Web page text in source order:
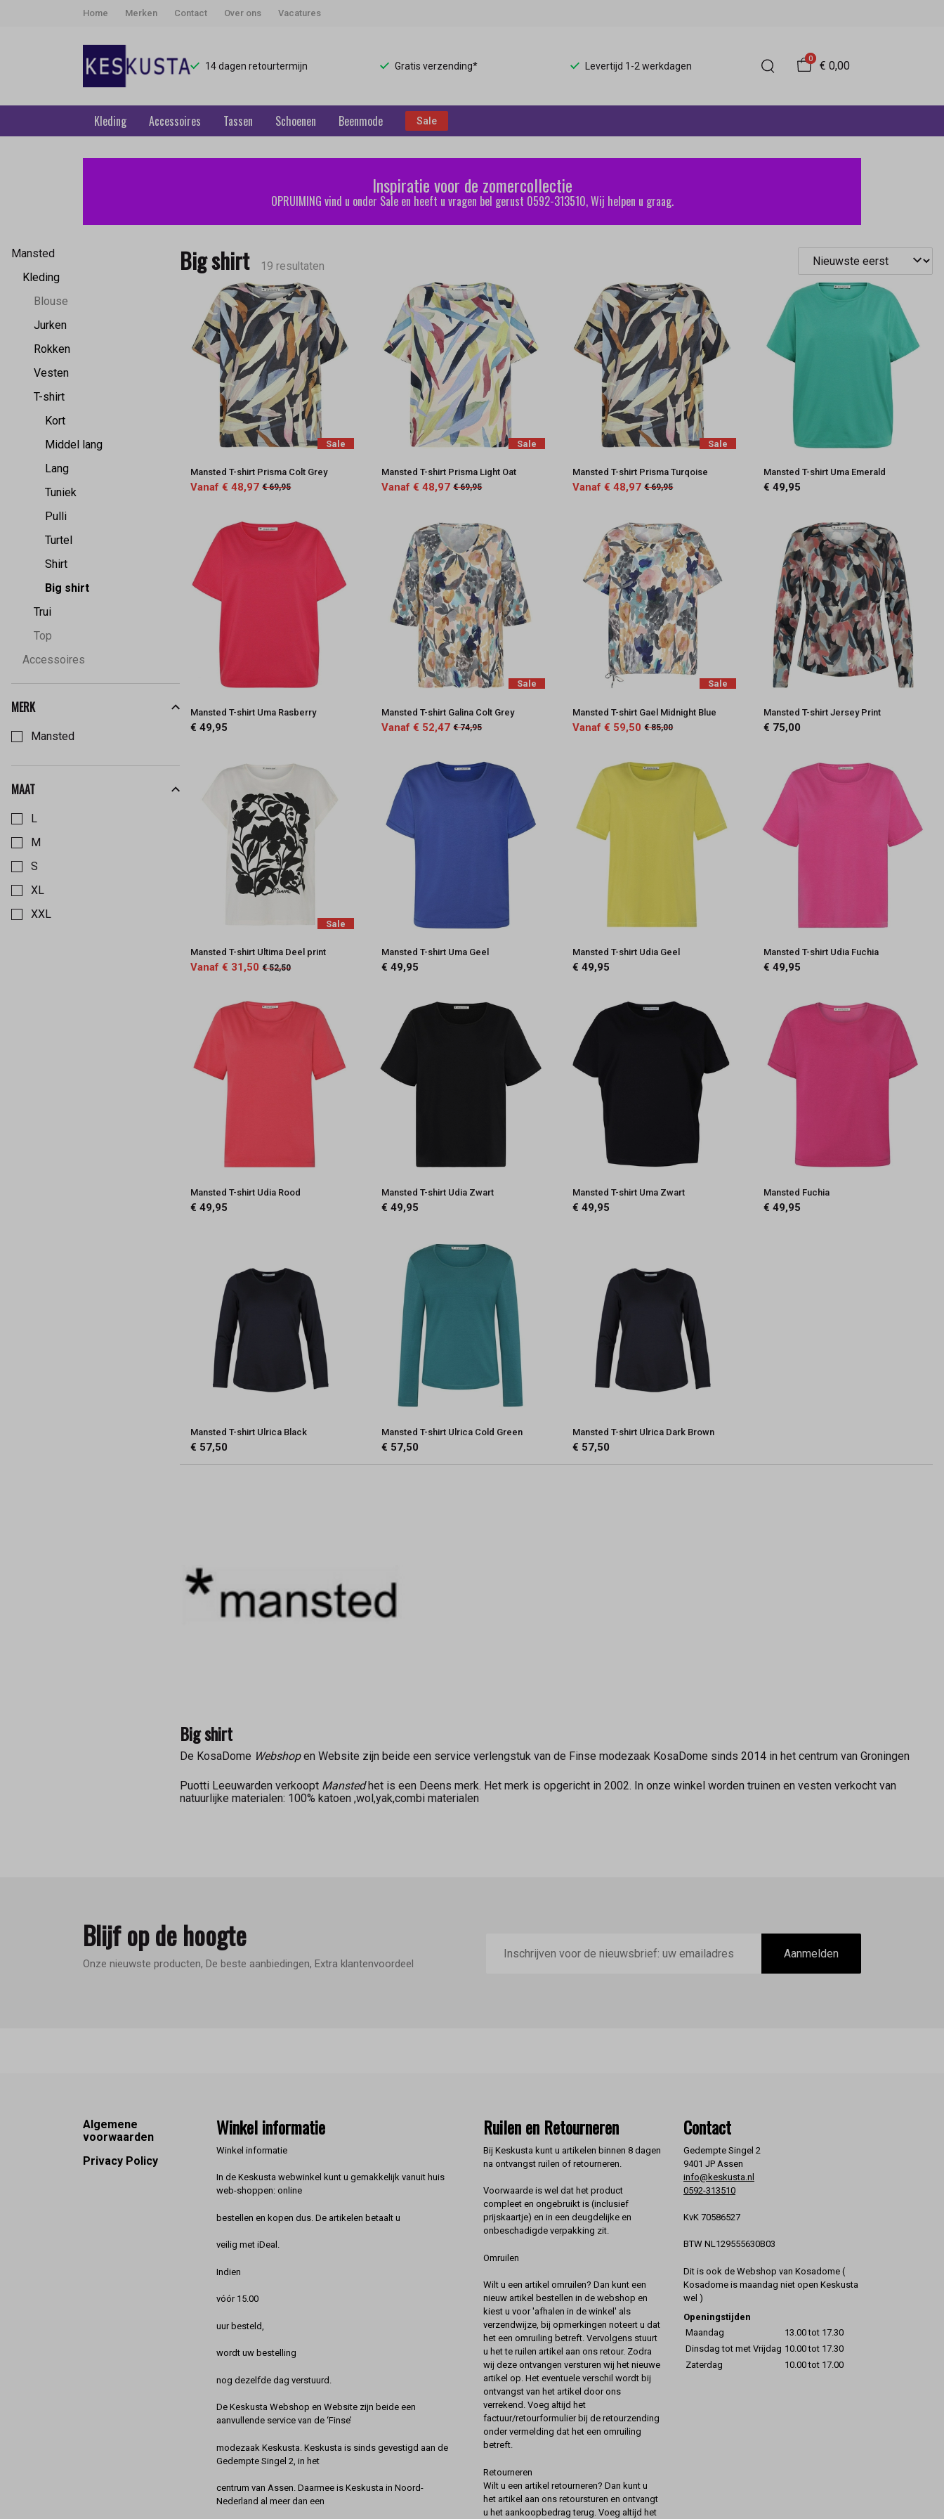
Home Merken Contact Over ons Vacatures
14 dagen retourtermijn Gratis verzending* Levertijd 1-2 werkdagen
0
€ 0,00
Kleding Accessoires Tassen Schoenen Beenmode Sale
Big
Keskusta
Inspiratie voor de zomercollectie
OPRUIMING vind u onder Sale en heeft u vragen bel gerust 0592-313510, Wij helpen u graag.
Mansted
Kleding
Blouse
Jurken
Rokken
Vesten
T-shirt
Kort
Middel lang
Lang
Tuniek
Pulli
Turtel
Shirt
Big shirt
Trui
Top
Accessoires
MERK
Mansted
MAAT
L
M
S
XL
XXL
Big shirt 19 resultaten
Sale
Mansted T-shirt Prisma Colt Grey
Vanaf € 48,97 € 69,95
Sale
Mansted T-shirt Prisma Light Oat
Vanaf € 48,97 € 69,95
Sale
Mansted T-shirt Prisma Turqoise
Vanaf € 48,97 € 69,95
Mansted T-shirt Uma Emerald
€ 49,95
Mansted T-shirt Uma Rasberry
€ 49,95
Sale
Mansted T-shirt Galina Colt Grey
Vanaf € 52,47 € 74,95
Sale
Mansted T-shirt Gael Midnight Blue
Vanaf € 59,50 € 85,00
Mansted T-shirt Jersey Print
€ 75,00
Sale
Mansted T-shirt Ultima Deel print
Vanaf € 31,50 € 52,50
Mansted T-shirt Uma Geel
€ 49,95
Mansted T-shirt Udia Geel
€ 49,95
Mansted T-shirt Udia Fuchia
€ 49,95
Mansted T-shirt Udia Rood
€ 49,95
Mansted T-shirt Udia Zwart
€ 49,95
Mansted T-shirt Uma Zwart
€ 49,95
Mansted Fuchia
€ 49,95
Mansted T-shirt Ulrica Black
€ 57,50
Mansted T-shirt Ulrica Cold Green
€ 57,50
Mansted T-shirt Ulrica Dark Brown
€ 57,50
Big shirt
De KosaDome Webshopen Website zijn beide een service verlengstuk van de Finse modezaak KosaDome sinds 2014 in het centrum van Groningen
Puotti Leeuwarden verkoopt Manstedhet is een Deens merk. Het merk is opgericht in 2002. In onze winkel worden truinen en vesten verkocht van
natuurlijke materialen: 100% katoen ,wol,yak,combi materialen
Blijf op de hoogte
Onze nieuwste producten, De beste aanbiedingen, Extra klantenvoordeel
mailadres
Aanmelden
Footer
Algemene
voorwaarden
Privacy Policy
Winkel informatie
Winkel informatie
In de Keskusta webwinkel kunt u gemakkelijk vanuit huis
web-shoppen: online
bestellen en kopen dus. De artikelen betaalt u
veilig met iDeal.
Indien
vóór 15.00
uur besteld,
wordt uw bestelling
nog dezelfde dag verstuurd.
De Keskusta Webshop en Website zijn beide een
aanvullende service van de ‘Finse’
modezaak Keskusta. Keskusta is sinds gevestigd aan de
Gedempte Singel 2, in het
centrum van Assen. Daarmee is Keskusta in Noord-
Nederland al meer dan een
Ruilen en Retourneren
Bij Keskusta kunt u artikelen binnen 8 dagen
na ontvangst ruilen of retourneren.
Voorwaarde is wel dat het product
compleet en ongebruikt is (inclusief
prijskaartje) en in een deugdelijke en
onbeschadigde verpakking zit.
Omruilen
Wilt u een artikel omruilen? Dan kunt een
nieuw artikel bestellen in de webshop en
kiest u voor 'afhalen in de winkel' als
verzendwijze, bij opmerkingen noteert u dat
het een omruiling betreft. Vervolgens stuurt
u het te ruilen artikel aan ons retour. Zodra
wij deze ontvangen versturen wij het nieuwe
artikel op. Het eventuele verschil wordt bij
ontvangst van het artikel door ons
verrekend. Voeg altijd het
factuur/retourformulier bij de retourzending
onder vermelding dat het een omruiling
betreft.
Retourneren
Wilt u een artikel retourneren? Dan kunt u
het artikel aan ons retoursturen en ontvangt
u het aankoopbedrag terug. Voeg altijd het
Contact
Gedempte Singel 2
9401 JP Assen
info@keskusta.nl
0592-313510
KvK 70586527
BTW NL129555630B03
Dit is ook de Webshop van Kosadome (
Kosadome is maandag niet open Keskusta
wel )
Openingstijden
Maandag
13.00 tot 17.30
Dinsdag tot met Vrijdag 10.00 tot 17.30
Zaterdag
10.00 tot 17.00